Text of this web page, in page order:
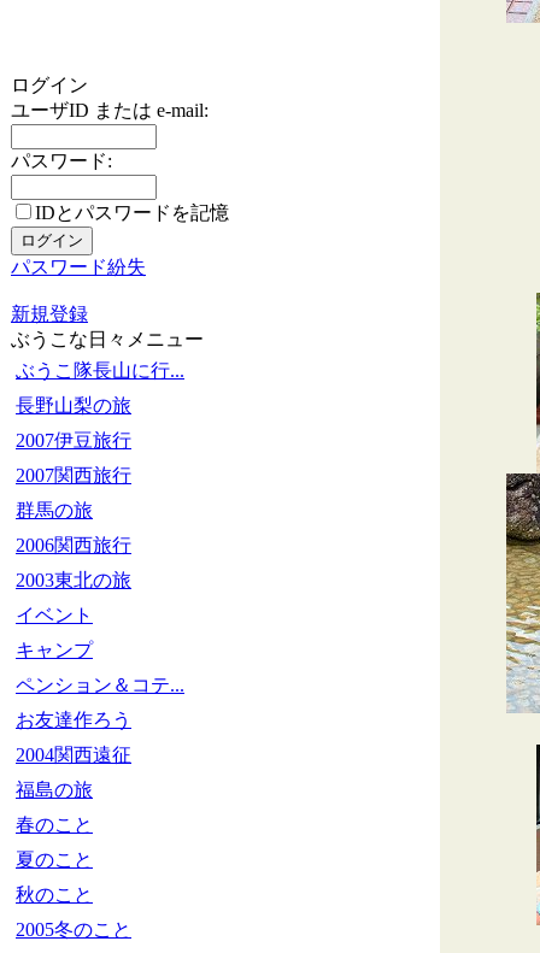
ログイン
ユーザID または e-mail:
パスワード:
IDとパスワードを記憶
パスワード紛失
新規登録
ぶうこな日々メニュー
ぶうこ隊長山に行...
長野山梨の旅
2007伊豆旅行
2007関西旅行
群馬の旅
2006関西旅行
2003東北の旅
イベント
キャンプ
ペンション＆コテ...
お友達作ろう
2004関西遠征
福島の旅
春のこと
夏のこと
秋のこと
2005冬のこと